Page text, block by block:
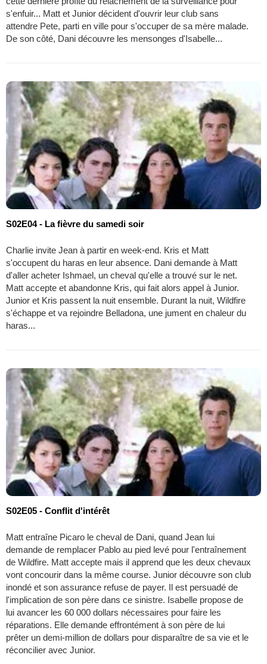
s'enfuir... Matt et Junior décident d'ouvrir leur club sans
attendre Pete, parti en ville pour s'occuper de sa mère malade.
De son côté, Dani découvre les mensonges d'Isabelle...
S02E04 - La fièvre du samedi soir
Charlie invite Jean à partir en week-end. Kris et Matt
s'occupent du haras en leur absence. Dani demande à Matt
d'aller acheter Ishmael, un cheval qu'elle a trouvé sur le net.
Matt accepte et abandonne Kris, qui fait alors appel à Junior.
Junior et Kris passent la nuit ensemble. Durant la nuit, Wildfire
s'échappe et va rejoindre Belladona, une jument en chaleur du
haras...
S02E05 - Conflit d'intérêt
Matt entraîne Picaro le cheval de Dani, quand Jean lui
demande de remplacer Pablo au pied levé pour l'entraînement
de Wildfire. Matt accepte mais il apprend que les deux chevaux
vont concourir dans la même course. Junior découvre son club
inondé et son assurance refuse de payer. Il est persuadé de
l'implication de son père dans ce sinistre. Isabelle propose de
lui avancer les 60 000 dollars nécessaires pour faire les
réparations. Elle demande effrontément à son père de lui
prêter un demi-million de dollars pour disparaître de sa vie et le
réconcilier avec Junior.